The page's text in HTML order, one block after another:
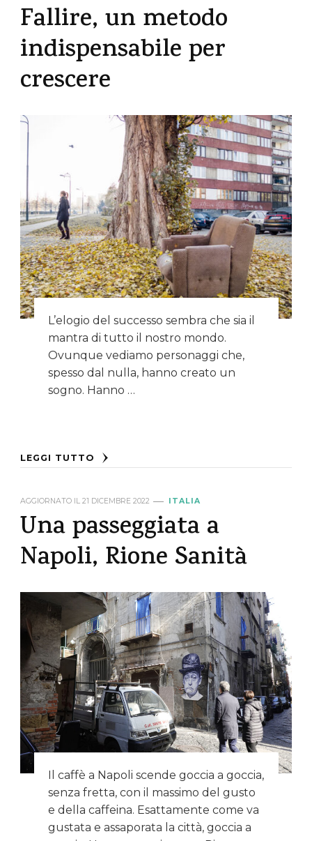
Fallire, un metodo
indispensabile per
crescere
L’elogio del successo sembra che sia il
mantra di tutto il nostro mondo.
Ovunque vediamo personaggi che,
spesso dal nulla, hanno creato un
sogno. Hanno …
LEGGI TUTTO
AGGIORNATO IL 21 DICEMBRE 2022 ITALIA
Una passeggiata a
Napoli, Rione Sanità
Il caffè a Napoli scende goccia a goccia,
senza fretta, con il massimo del gusto
e della caffeina. Esattamente come va
gustata e assaporata la città, goccia a